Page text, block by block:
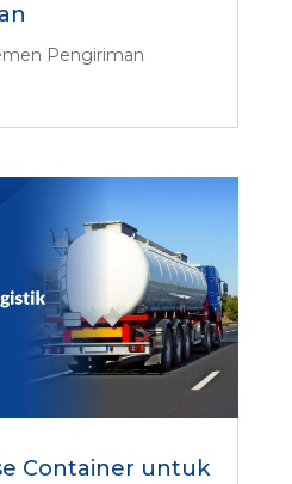
Pengiriman
Container untuk